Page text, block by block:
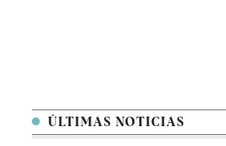
ÚLTIMAS NOTICIAS